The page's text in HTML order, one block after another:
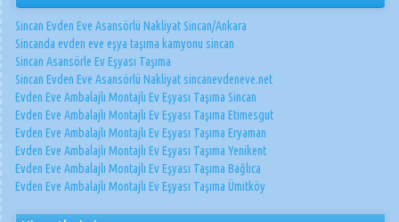
Sincan Evden Eve Asansörlü Nakliyat Sincan/Ankara
Sincanda evden eve eşya taşıma kamyonu sincan
Sincan Asansörle Ev Eşyası Taşıma
Sincan Evden Eve Asansörlü Nakliyat sincanevdeneve.net
Evden Eve Ambalajlı Montajlı Ev Eşyası Taşıma Sincan
Evden Eve Ambalajlı Montajlı Ev Eşyası Taşıma Etimesgut
Evden Eve Ambalajlı Montajlı Ev Eşyası Taşıma Eryaman
Evden Eve Ambalajlı Montajlı Ev Eşyası Taşıma Yenikent
Evden Eve Ambalajlı Montajlı Ev Eşyası Taşıma Bağlıca
Evden Eve Ambalajlı Montajlı Ev Eşyası Taşıma Ümitköy